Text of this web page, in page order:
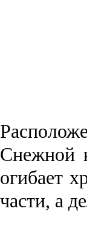
Снежной
огибает
части, а